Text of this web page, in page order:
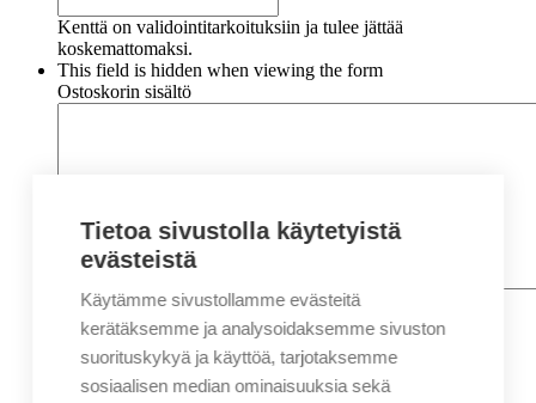
Kenttä on validointitarkoituksiin ja tulee jättää
koskemattomaksi.
This field is hidden when viewing the form
Ostoskorin sisältö
Nimi*
Etunimi
Sukunimi
Tietoa sivustolla käytetyistä
evästeistä
Käytämme sivustollamme evästeitä
kerätäksemme ja analysoidaksemme sivuston
suorituskykyä ja käyttöä, tarjotaksemme
sosiaalisen median ominaisuuksia sekä